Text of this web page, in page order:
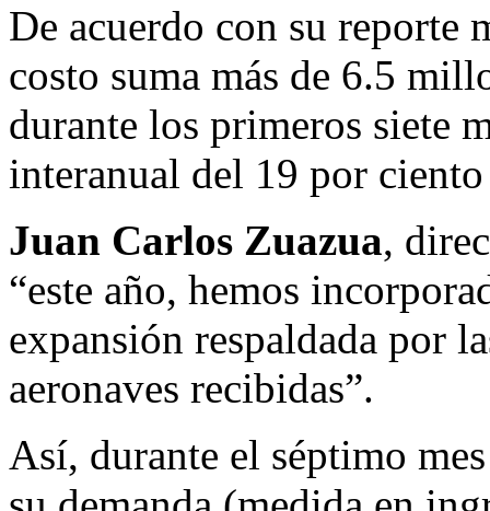
De acuerdo con su reporte
costo suma más de 6.5
durante los primeros siete
interanual del 19 por
Juan Carlos Zuazua,
“este año, hemos
expansión respaldada por
aeronaves recibidas”.
Así, durante el séptimo